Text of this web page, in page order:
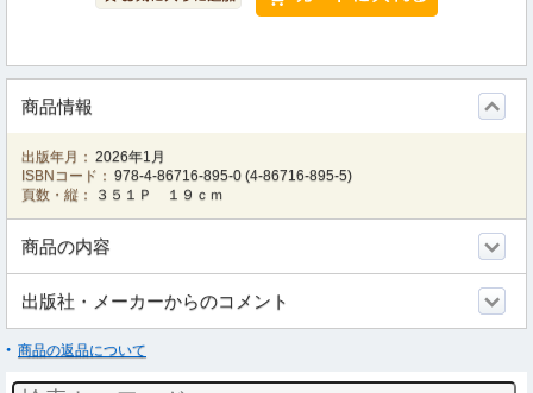
商品情報
出版年月： 2026年1月
ISBNコード： 978-4-86716-895-0 (4-86716-895-5)
頁数・縦：
３５１Ｐ １９ｃｍ
商品の内容
出版社・メーカーからのコメント
商品の返品について